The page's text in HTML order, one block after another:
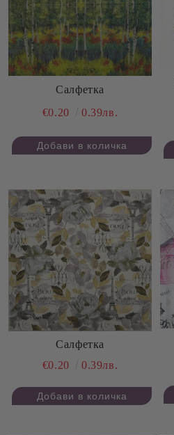
Салфетка
€0.20
0.39лв.
Салфетка
€0.20
0.39лв.